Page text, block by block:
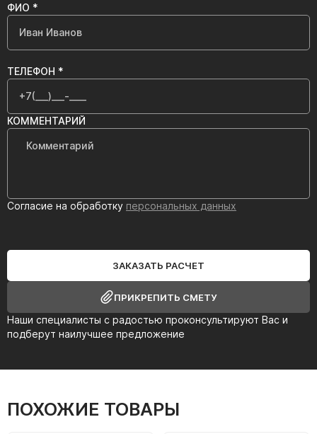
Наши специалисты с радостью проконсультируют Вас и
подберут наилучшее предложение
ФИО *
ТЕЛЕФОН *
КОММЕНТАРИЙ
Согласие на обработку персональных данных
ЗАКАЗАТЬ РАСЧЕТ
ПРИКРЕПИТЬ СМЕТУ
ПОХОЖИЕ ТОВАРЫ